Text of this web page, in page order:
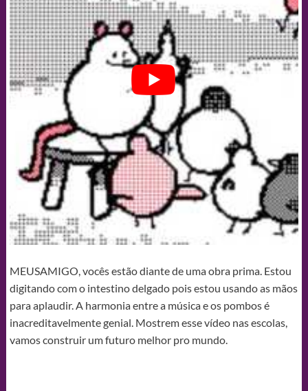
MEUSAMIGO, vocês estão diante de uma obra prima. Estou
digitando com o intestino delgado pois estou usando as mãos
para aplaudir. A harmonia entre a música e os pombos é
inacreditavelmente genial. Mostrem esse vídeo nas escolas,
vamos construir um futuro melhor pro mundo.